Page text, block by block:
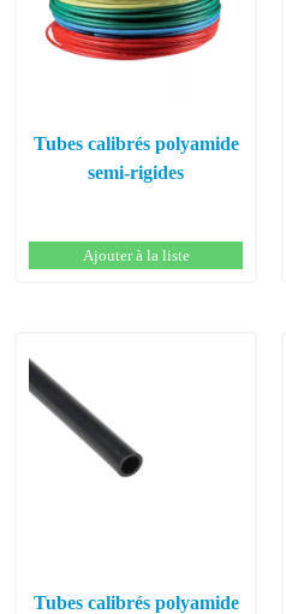
Tubes calibrés polyamide
semi-rigides
Ajouter à la liste
Tubes calibrés polyamide